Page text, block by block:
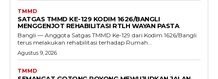
TMMD
SATGAS TMMD KE-129 KODIM 1626/BANGLI
MENGGENJOT REHABILITASI RTLH WAYAN PASTA
Bangli — Anggota Satgas TMMD Ke-129 dari Kodim 1626/Bangli
terus melakukan rehabilitasi terhadap Rumah...
Agustus 9, 2026
TMMD